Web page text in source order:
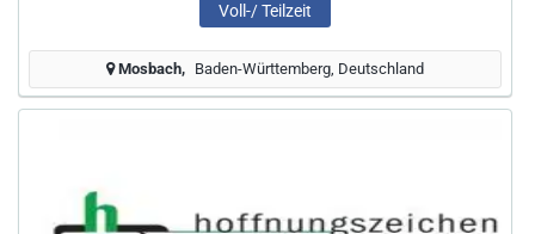
Voll-/ Teilzeit
Mosbach Baden-Württemberg, Deutschland